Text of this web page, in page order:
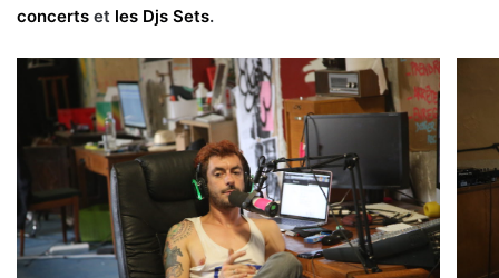
concerts et les Djs Sets.